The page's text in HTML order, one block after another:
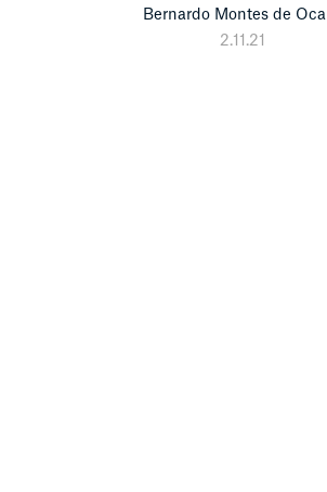
Bernardo Montes de Oca
2.11.21